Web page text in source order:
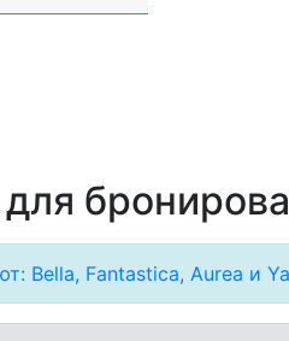
Bella, Fantastica, Aurea и